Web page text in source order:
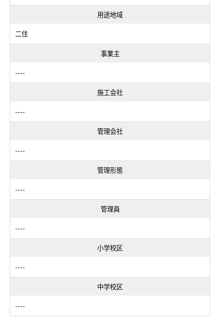
用途地域
二住
事業主
----
施工会社
----
管理会社
----
管理形態
----
管理員
----
小学校区
----
中学校区
----